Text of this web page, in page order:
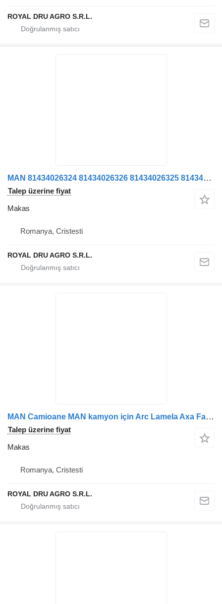
ROYAL DRU AGRO S.R.L.
MAN 81434026324 81434026326 81434026325 81434026312 81434026330 kamyon için Arc Lamela Axa Față Dreapta 81434026324 81434026326 81434026325 makas
Talep üzerine fiyat
Makas
Romanya, Cristesti
ROYAL DRU AGRO S.R.L.
MAN Camioane MAN kamyon için Arc Lamela Axa Față Dreapta 81434026292 / 81434026291 makas
Talep üzerine fiyat
Makas
Romanya, Cristesti
ROYAL DRU AGRO S.R.L.